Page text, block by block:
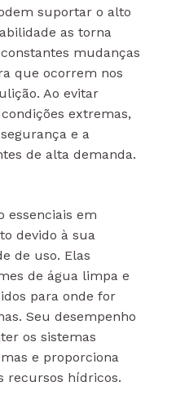
suportar o alto
as torna
mudanças
que ocorrem nos
Ao evitar
extremas,
e a
de alta demanda.
essenciais em
devido à sua
de uso. Elas
de água limpa e
para onde for
Seu desempenho
os sistemas
e proporciona
recursos hídricos.